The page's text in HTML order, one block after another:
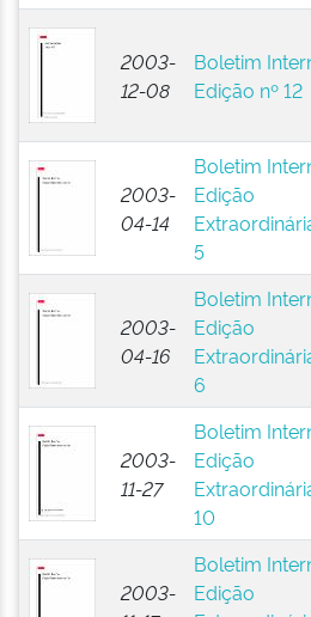
2003-
12-08
Boletim
Edição nº 12
2003-
04-14
Boletim
Edição
5
2003-
04-16
Boletim
Edição
6
2003-
11-27
Boletim
Edição
10
2003-
Boletim
Edição